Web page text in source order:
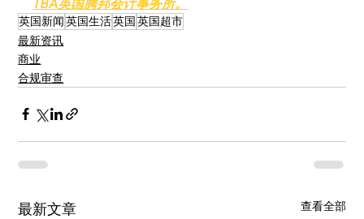
英国新闻英国生活英国英国超市
最新资讯
商业
合规审查
最新文章 查看全部